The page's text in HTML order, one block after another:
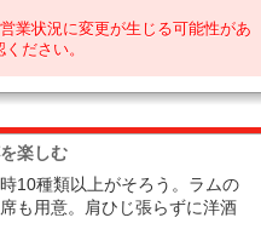
業状況に変更が生じる可能性があ
ださい。
楽しむ
10種類以上がそろう。ラムの
も用意。肩ひじ張らずに洋酒